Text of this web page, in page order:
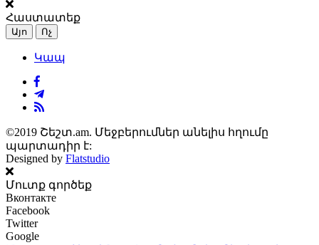
Հաստատեք
Այո Ոչ
Կապ
©2019 Շեշտ.am. Մեջբերումներ անելիս հղումը
պարտադիր է:
Designed by Flatstudio
Մուտք գործեք
Вконтакте
Facebook
Twitter
Google